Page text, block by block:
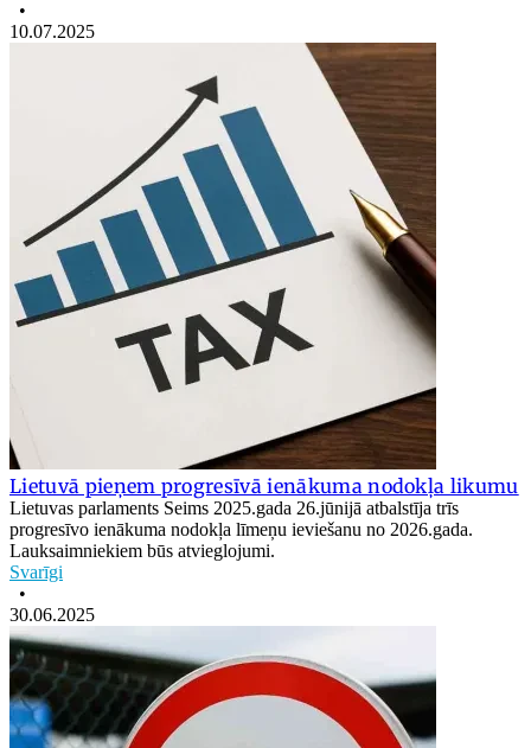
•
10.07.2025
Lietuvā pieņem progresīvā ienākuma nodokļa likumu
Lietuvas parlaments Seims 2025.gada 26.jūnijā atbalstīja trīs
progresīvo ienākuma nodokļa līmeņu ieviešanu no 2026.gada.
Lauksaimniekiem būs atvieglojumi.
Svarīgi
•
30.06.2025